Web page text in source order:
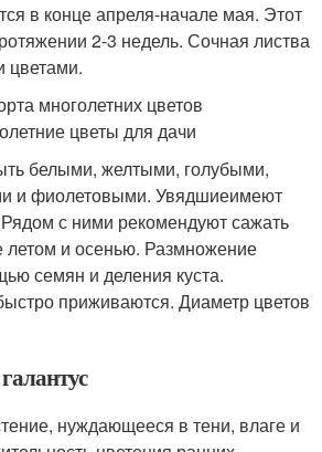
в конце апреля-начале мая. Этот
2-3 недель. Сочная листва
цветами.
белыми, желтыми, голубыми,
и фиолетовыми. Увядшиеимеют
с ними рекомендуют сажать
летом и осенью. Размножение
семян и деления куста.
приживаются. Диаметр цветов
нуждающееся в тени, влаге и